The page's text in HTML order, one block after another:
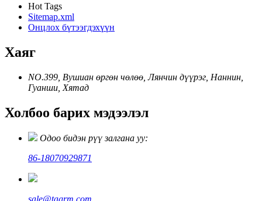
Hot Tags
Sitemap.xml
Онцлох бүтээгдэхүүн
Хаяг
NO.399, Вушиан өргөн чөлөө, Лянчин дүүрэг, Наннин,
Гуанши, Хятад
Холбоо барих мэдээлэл
Одоо бидэн рүү залгана уу:
86-18070929871